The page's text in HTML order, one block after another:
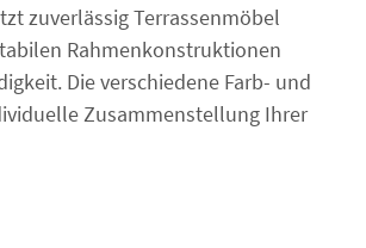
zuverlässig Terrassenmöbel
Rahmenkonstruktionen
Die verschiedene Farb- und
Zusammenstellung Ihrer